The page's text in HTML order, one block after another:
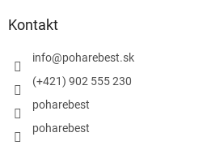
Kontakt
info@poharebest.sk
(+421) 902 555 230
poharebest
poharebest